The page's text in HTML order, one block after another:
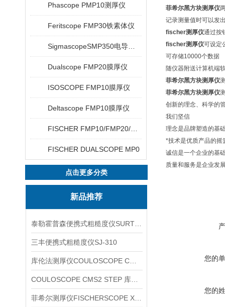
Phascope PMP10测厚仪
Feritscope FMP30铁素体仪
Dualscope FMP20膜厚仪
ISOSCOPE FMP10膜厚仪
Deltascope FMP10膜厚仪
FISCHER DUALSCOPE MP0
点击更多分类
新品推荐
三丰便携式粗糙度仪SJ-310
菲希尔黑方块测厚仪
记录测量值时可以发
fischer测厚仪通过按
fischer测厚仪可设定
可存储10000个数据
随仪器附送计算机端
菲希尔黑方块测厚仪
菲希尔黑方块测厚仪
创新的理念、科学的
我们坚信
理念是品牌塑造的基
*技术是优质产品的摇
诚信是一个企业的基
质量和服务是企业发
您的
您的